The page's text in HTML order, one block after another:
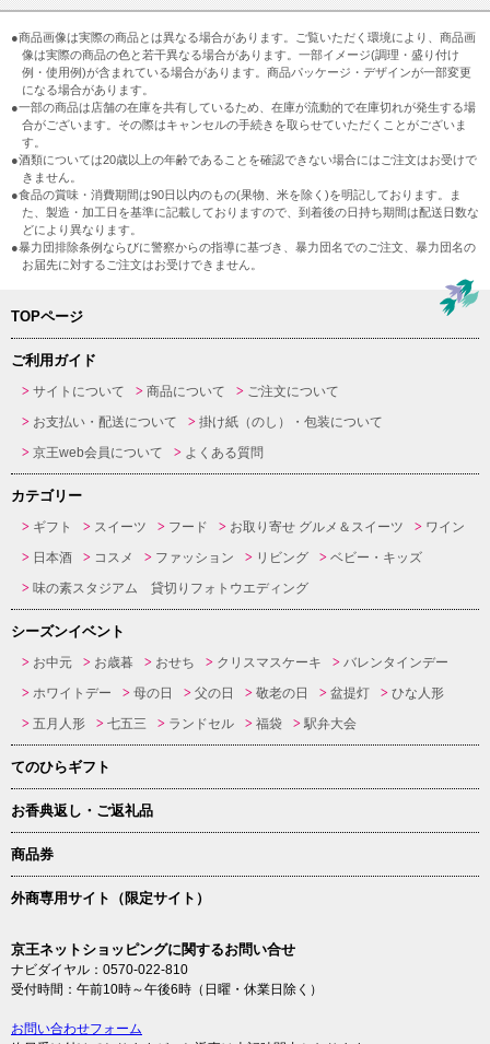
●商品画像は実際の商品とは異なる場合があります。ご覧いただく環境により、商品画
像は実際の商品の色と若干異なる場合があります。一部イメージ(調理・盛り付け
例・使用例)が含まれている場合があります。商品パッケージ・デザインが一部変更
になる場合があります。
●一部の商品は店舗の在庫を共有しているため、在庫が流動的で在庫切れが発生する場
合がございます。その際はキャンセルの手続きを取らせていただくことがございま
す。
●酒類については20歳以上の年齢であることを確認できない場合にはご注文はお受けで
きません。
●食品の賞味・消費期間は90日以内のもの(果物、米を除く)を明記しております。ま
た、製造・加工日を基準に記載しておりますので、到着後の日持ち期間は配送日数な
どにより異なります。
●暴力団排除条例ならびに警察からの指導に基づき、暴力団名でのご注文、暴力団名の
お届先に対するご注文はお受けできません。
TOPページ
ご利用ガイド
サイトについて 商品について
ご注文について
お支払い・配送について
掛け紙（のし）・包装について
京王web会員について
よくある質問
カテゴリー
ギフト スイーツ フード お取り寄せ グルメ＆スイーツ
ワイン
日本酒
コスメ ファッション リビング
ベビー・キッズ
味の素スタジアム 貸切りフォトウエディング
シーズンイベント
お中元 お歳暮 おせち クリスマスケーキ
バレンタインデー
ホワイトデー
母の日 父の日 敬老の日 盆提灯
ひな人形
五月人形
七五三 ランドセル 福袋 駅弁大会
てのひらギフト
お香典返し・ご返礼品
商品券
外商専用サイト（限定サイト）
京王ネットショッピングに関するお問い合せ
ナビダイヤル：0570-022-810
受付時間：午前10時～午後6時（日曜・休業日除く）
お問い合わせフォーム